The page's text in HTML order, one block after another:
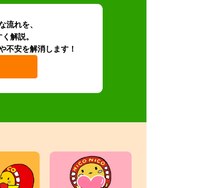
流れを、
解説。
不安を解消します！